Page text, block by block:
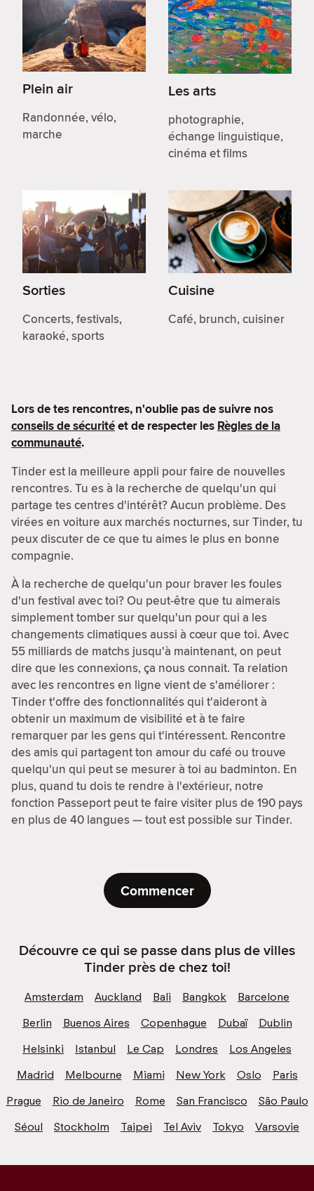
Plein air
Randonnée, vélo,
marche
Les arts
photographie,
échange linguistique,
cinéma et films
Sorties
Concerts, festivals,
karaoké, sports
Cuisine
Café, brunch, cuisiner
Lors de tes rencontres, n'oublie pas de suivre nos
conseils de sécuritéet de respecter les Règles de la
communauté.
Tinder est la meilleure appli pour faire de nouvelles
rencontres. Tu es à la recherche de quelqu'un qui
partage tes centres d'intérêt? Aucun problème. Des
virées en voiture aux marchés nocturnes, sur Tinder, tu
peux discuter de ce que tu aimes le plus en bonne
compagnie.
À la recherche de quelqu'un pour braver les foules
d'un festival avec toi? Ou peut-être que tu aimerais
simplement tomber sur quelqu'un pour qui a les
changements climatiques aussi à cœur que toi. Avec
55 milliards de matchs jusqu'à maintenant, on peut
dire que les connexions, ça nous connait. Ta relation
avec les rencontres en ligne vient de s'améliorer :
Tinder t'offre des fonctionnalités qui t'aideront à
obtenir un maximum de visibilité et à te faire
remarquer par les gens qui t'intéressent. Rencontre
des amis qui partagent ton amour du café ou trouve
quelqu'un qui peut se mesurer à toi au badminton. En
plus, quand tu dois te rendre à l'extérieur, notre
fonction Passeport peut te faire visiter plus de 190 pays
en plus de 40 langues — tout est possible sur Tinder.
Commencer
Découvre ce qui se passe dans plus de villes
Tinder près de chez toi!
Amsterdam Auckland Bali Bangkok
Barcelone
Berlin
Buenos Aires Copenhague Dubaï
Dublin
Helsinki
Istanbul Le Cap Londres
Los Angeles
Madrid
Melbourne Miami New York Oslo
Paris
Prague
Rio de Janeiro Rome San Francisco
São Paulo
Séoul
Stockholm Taipei Tel Aviv Tokyo Varsovie